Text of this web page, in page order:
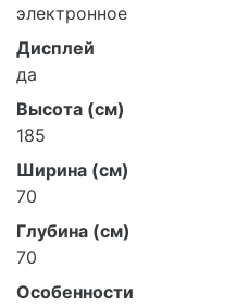
электронное
Дисплей
да
Высота (см)
185
Ширина (см)
70
Глубина (см)
70
Особенности